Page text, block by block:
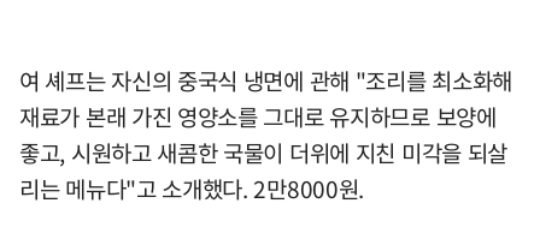
여 셰프는 자신의 중국식 냉면에 관해 "조리를 최소화해
재료가 본래 가진 영양소를 그대로 유지하므로 보양에
좋고, 시원하고 새콤한 국물이 더위에 지친 미각을 되살
리는 메뉴다"고 소개했다. 2만8000원.